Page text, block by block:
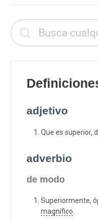
adjetivo
Que es superior,
adverbio
de modo
Superiormente,
magnífico